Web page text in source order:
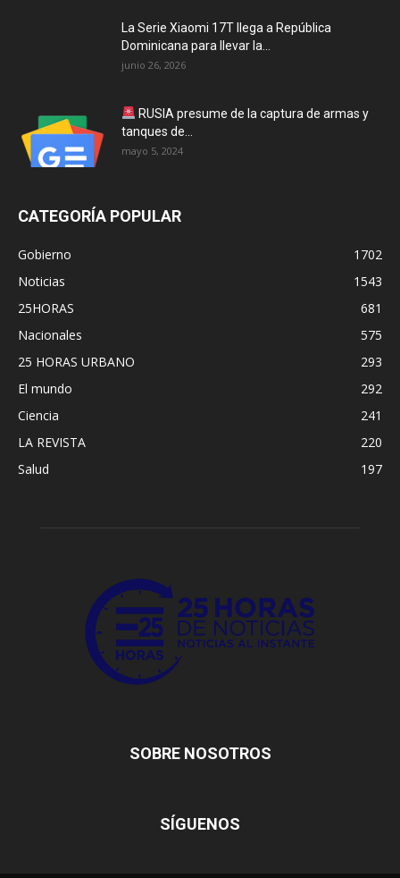
La Serie Xiaomi 17T llega a República
Dominicana para llevar la...
junio 26, 2026
RUSIA presume de la captura de armas y
tanques de...
mayo 5, 2024
CATEGORÍA POPULAR
Gobierno
1702
Noticias
1543
25HORAS
681
Nacionales
575
25 HORAS URBANO
293
El mundo
292
Ciencia
241
LA REVISTA
220
Salud
197
SOBRE NOSOTROS
SÍGUENOS